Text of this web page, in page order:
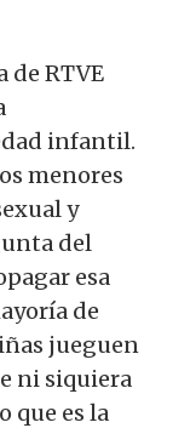
de RTVE
infantil.
menores
y
del
esa
de
jueguen
ni siquiera
que es la